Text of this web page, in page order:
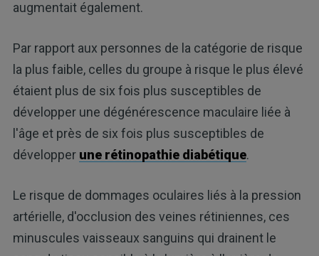
augmentait également.
Par rapport aux personnes de la catégorie de risque
la plus faible, celles du groupe à risque le plus élevé
étaient plus de six fois plus susceptibles de
développer une dégénérescence maculaire liée à
l'âge et près de six fois plus susceptibles de
développer une rétinopathie diabétique.
Le risque de dommages oculaires liés à la pression
artérielle, d'occlusion des veines rétiniennes, ces
minuscules vaisseaux sanguins qui drainent le